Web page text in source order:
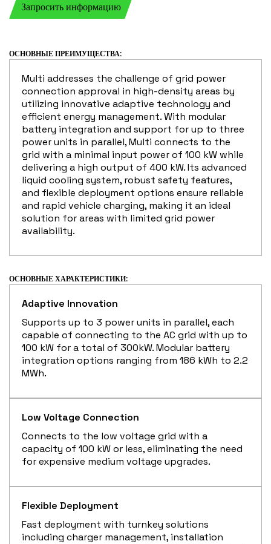
Запросить информацию
ОСНОВНЫЕ ПРЕИМУЩЕСТВА:
Multi addresses the challenge of grid power
connection approval in high-density areas by
utilizing innovative adaptive technology and
efficient energy management. With modular
battery integration and support for up to three
power units in parallel, Multi connects to the
grid with a minimal input power of 100 kW while
delivering a high output of 400 kW. Its advanced
liquid cooling system, robust safety features,
and flexible deployment options ensure reliable
and rapid vehicle charging, making it an ideal
solution for areas with limited grid power
availability.
ОСНОВНЫЕ ХАРАКТЕРИСТИКИ:
Adaptive Innovation
Supports up to 3 power units in parallel, each
capable of connecting to the AC grid with up to
100 kW for a total of 300kW. Modular battery
integration options ranging from 186 kWh to 2.2
MWh.
Low Voltage Connection
Connects to the low voltage grid with a
capacity of 100 kW or less, eliminating the need
for expensive medium voltage upgrades.
Flexible Deployment
Fast deployment with turnkey solutions
including charger management, installation
ВАШ ВОПРОС
Я прочитал(а) и принимаю политику
Ознакомившись с Политикой
моих персональных данных с целью получения
коммерческих и рекламных сообщений, в том числе
путем рассылки информационных бюллетеней.